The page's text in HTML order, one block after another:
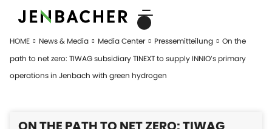
HOME News & Media Media Center Pressemitteilung
On the
path to net zero: TIWAG subsidiary TINEXT to supply INNIO’s primary
operations in Jenbach with green hydrogen
ON THE PATH TO NET ZERO: TIWAG